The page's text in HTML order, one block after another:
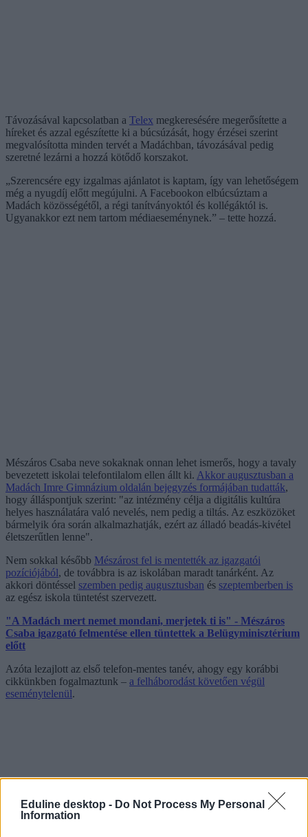
Eduline desktop - Do Not Process My Personal
Information
Távozásával kapcsolatban a Telex megkeresésére megerősítette a
híreket és azzal egészítette ki a búcsúzását, hogy érzései szerint
megvalósította minden tervét a Madáchban, távozásával pedig
szeretné lezárni a hozzá kötődő korszakot.
„Szerencsére egy izgalmas ajánlatot is kaptam, így van lehetőségem
még a nyugdíj előtt megújulni. A Facebookon elbúcsúztam a
Madách közösségétől, a régi tanítványoktól és kollégáktól is.
Ugyanakkor ezt nem tartom médiaeseménynek.” – tette hozzá.
Mészáros Csaba neve sokaknak onnan lehet ismerős, hogy a tavaly
bevezetett iskolai telefontilalom ellen állt ki. Akkor augusztusban a
Madách Imre Gimnázium oldalán bejegyzés formájában tudatták,
hogy álláspontjuk szerint: "az intézmény célja a digitális kultúra
helyes használatára való nevelés, nem pedig a tiltás. Az eszközöket
bármelyik óra során alkalmazhatják, ezért az álladó beadás-kivétel
életszerűtlen lenne".
Nem sokkal később Mészárost fel is mentették az igazgatói
pozíciójából, de továbbra is az iskolában maradt tanárként. Az
akkori döntéssel szemben pedig augusztusban és szeptemberben is
az egész iskola tüntetést szervezett.
"A Madách mert nemet mondani, merjetek ti is" - Mészáros
Csaba igazgató felmentése ellen tüntettek a Belügyminisztérium
előtt
Azóta lezajlott az első telefon-mentes tanév, ahogy egy korábbi
cikkünkben fogalmaztunk – a felháborodást követően végül
eseménytelenül.